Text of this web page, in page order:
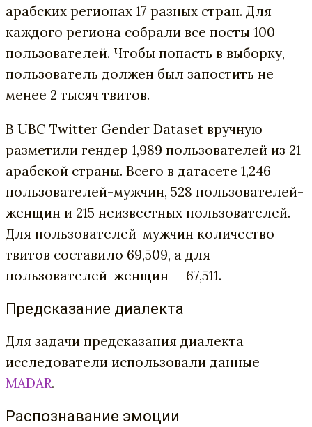
арабских регионах 17 разных стран. Для
каждого региона собрали все посты 100
пользователей. Чтобы попасть в выборку,
пользователь должен был запостить не
менее 2 тысяч твитов.
В UBC Twitter Gender Dataset вручную
разметили гендер 1,989 пользователей из 21
арабской страны. Всего в датасете 1,246
пользователей-мужчин, 528 пользователей-
женщин и 215 неизвестных пользователей.
Для пользователей-мужчин количество
твитов составило 69,509, а для
пользователей-женщин — 67,511.
Предсказание диалекта
Для задачи предсказания диалекта
исследователи использовали данные
MADAR.
Распознавание эмоции